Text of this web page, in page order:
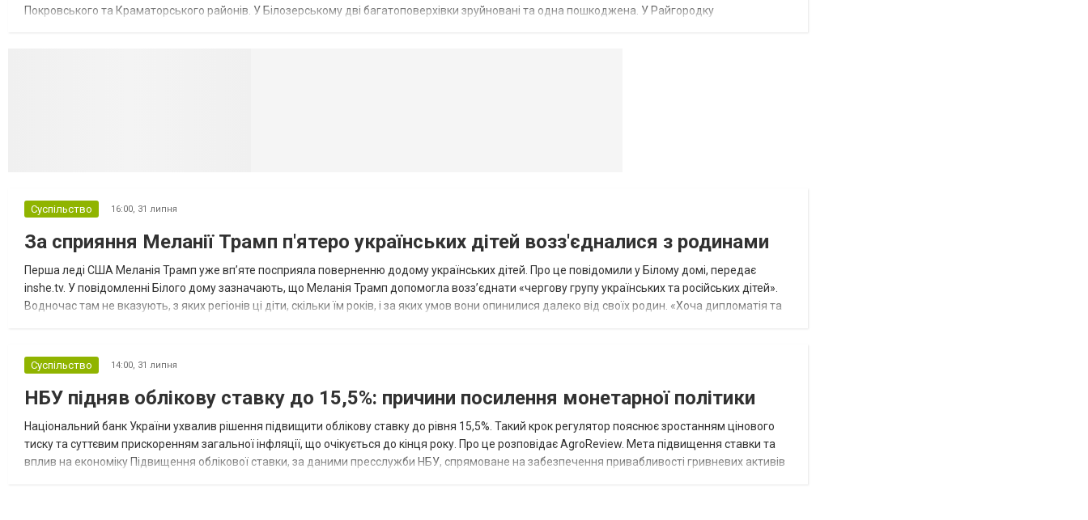
Покровського та Краматорського районів. У Білозерському дві багатоповерхівки зруйновані та одна пошкоджена. У Райгородку
Суспільство 16:00, 31 липня
За сприяння Меланії Трамп п'ятеро українських дітей возз'єдналися з родинами
Перша леді США Меланія Трамп уже впʼяте посприяла поверненню додому українських дітей. Про це повідомили у Білому домі, передає
inshe.tv. У повідомленні Білого дому зазначають, що Меланія Трамп допомогла возз’єднати «чергову групу українських та російських дітей».
Водночас там не вказують, з яких регіонів ці діти, скільки їм років, і за яких умов вони опинилися далеко від своїх родин. «Хоча дипломатія та
Суспільство 14:00, 31 липня
НБУ підняв облікову ставку до 15,5%: причини посилення монетарної політики
Національний банк України ухвалив рішення підвищити облікову ставку до рівня 15,5%. Такий крок регулятор пояснює зростанням цінового
тиску та суттєвим прискоренням загальної інфляції, що очікується до кінця року. Про це розповідає AgroReview. Мета підвищення ставки та
вплив на економіку Підвищення облікової ставки, за даними пресслужби НБУ, спрямоване на забезпечення привабливості гривневих активів